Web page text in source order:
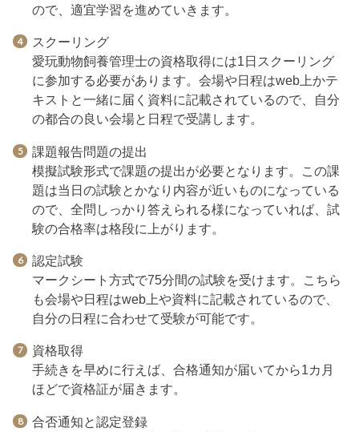
ので、適宜学習を進めていきます。
スクーリング
愛玩動物飼養管理士の資格取得には1日スクーリング
に参加する必要があります。会場や日程はweb上かテ
キストと一緒に届く資料に記載されているので、自分
の都合の良い会場と日程で受講します。
課題報告問題の提出
模擬試験形式で課題の提出が必要となります。この課
題は当日の試験とかなり内容が近いものになっている
ので、全問しっかり答えられる様になっていれば、試
験の合格率は格段に上がります。
認定試験
マークシート方式で75分間の試験を受けます。こちら
も会場や日程はweb上や資料に記載されているので、
自分の日程に合わせて受験が可能です。
資格取得
手続きを早めに行えば、合格通知が届いてから1カ月
ほどで資格証が届きます。
合否通知と認定登録